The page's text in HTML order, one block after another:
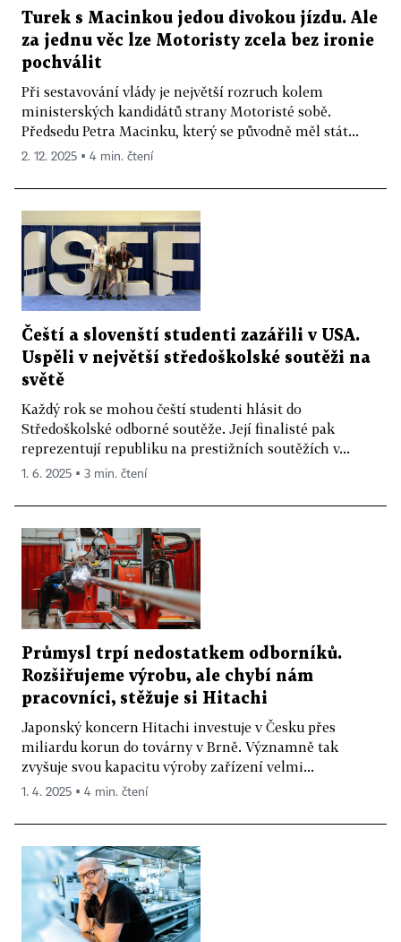
Turek s Macinkou jedou divokou jízdu. Ale
za jednu věc lze Motoristy zcela bez ironie
pochválit
Při sestavování vlády je největší rozruch kolem
ministerských kandidátů strany Motoristé sobě.
Předsedu Petra Macinku, který se původně měl stát...
2. 12. 2025 ▪ 4 min. čtení
Čeští a slovenští studenti zazářili v USA.
Uspěli v největší středoškolské soutěži na
světě
Každý rok se mohou čeští studenti hlásit do
Středoškolské odborné soutěže. Její finalisté pak
reprezentují republiku na prestižních soutěžích v...
1. 6. 2025 ▪ 3 min. čtení
Průmysl trpí nedostatkem odborníků.
Rozšiřujeme výrobu, ale chybí nám
pracovníci, stěžuje si Hitachi
Japonský koncern Hitachi investuje v Česku přes
miliardu korun do továrny v Brně. Významně tak
zvyšuje svou kapacitu výroby zařízení velmi...
1. 4. 2025 ▪ 4 min. čtení